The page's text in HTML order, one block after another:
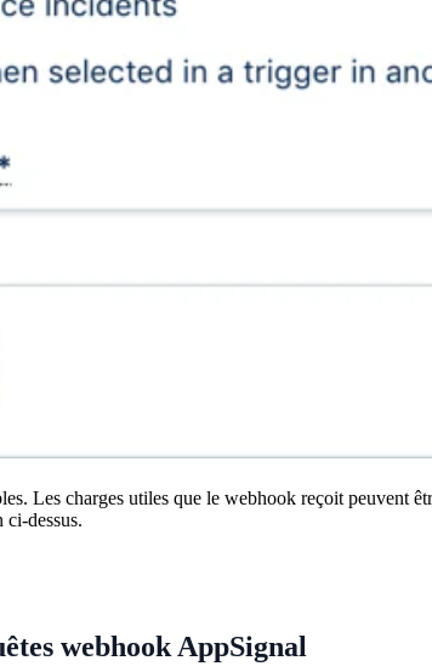
Les charges utiles que le webhook reçoit peuvent
ci-dessus.
webhook AppSignal